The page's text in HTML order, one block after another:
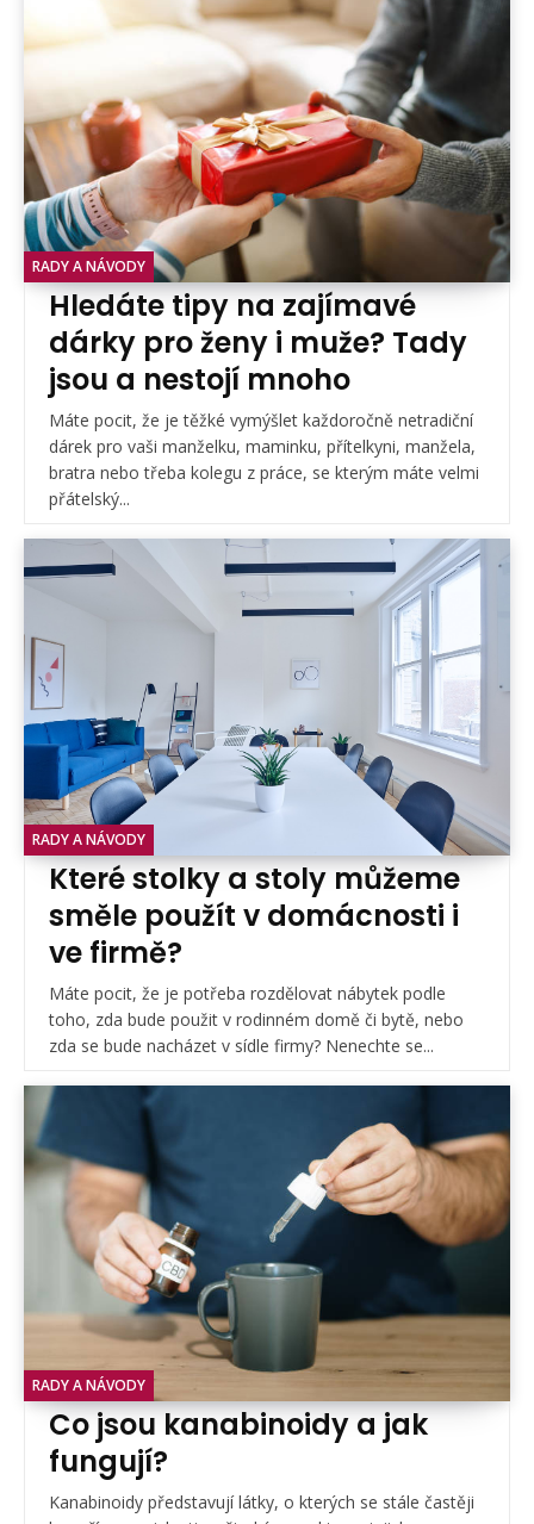
RADY A NÁVODY
Hledáte tipy na zajímavé
dárky pro ženy i muže? Tady
jsou a nestojí mnoho
Máte pocit, že je těžké vymýšlet každoročně netradiční
dárek pro vaši manželku, maminku, přítelkyni, manžela,
bratra nebo třeba kolegu z práce, se kterým máte velmi
přátelský...
RADY A NÁVODY
Které stolky a stoly můžeme
směle použít v domácnosti i
ve firmě?
Máte pocit, že je potřeba rozdělovat nábytek podle
toho, zda bude použit v rodinném domě či bytě, nebo
zda se bude nacházet v sídle firmy? Nenechte se...
RADY A NÁVODY
Co jsou kanabinoidy a jak
fungují?
Kanabinoidy představují látky, o kterých se stále častěji